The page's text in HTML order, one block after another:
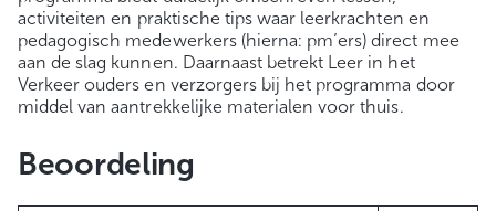
activiteiten en praktische tips waar leerkrachten en
pedagogisch medewerkers (hierna: pm’ers) direct mee
aan de slag kunnen. Daarnaast betrekt Leer in het
Verkeer ouders en verzorgers bij het programma door
middel van aantrekkelijke materialen voor thuis.
Beoordeling